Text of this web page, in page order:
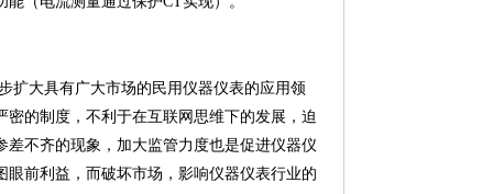
扩大具有广大市场的民用仪器仪表的应用领
的制度，不利于在互联网思维下的发展，迫
不齐的现象，加大监管力度也是促进仪器仪
前利益，而破坏市场，影响仪器仪表行业的